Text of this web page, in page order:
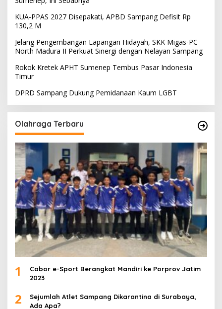
KUA-PPAS 2027 Disepakati, APBD Sampang Defisit Rp
130,2 M
Jelang Pengembangan Lapangan Hidayah, SKK Migas-PC
North Madura II Perkuat Sinergi dengan Nelayan Sampang
Rokok Kretek APHT Sumenep Tembus Pasar Indonesia
Timur
DPRD Sampang Dukung Pemidanaan Kaum LGBT
Olahraga Terbaru
1
Cabor e-Sport Berangkat Mandiri ke Porprov Jatim
2023
2
Sejumlah Atlet Sampang Dikarantina di Surabaya,
Ada Apa?